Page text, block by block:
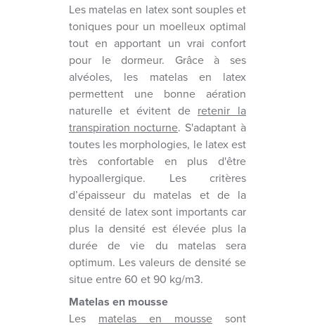
Les matelas en latex sont souples et
toniques pour un moelleux optimal
tout en apportant un vrai confort
pour le dormeur. Grâce à ses
alvéoles, les matelas en latex
permettent une bonne aération
naturelle et évitent de retenir la
transpiration nocturne. S'adaptant à
toutes les morphologies, le latex est
très confortable en plus d'être
hypoallergique. Les critères
d’épaisseur du matelas et de la
densité de latex sont importants car
plus la densité est élevée plus la
durée de vie du matelas sera
optimum. Les valeurs de densité se
situe entre 60 et 90 kg/m3.
Matelas en mousse
Les matelas en mousse sont